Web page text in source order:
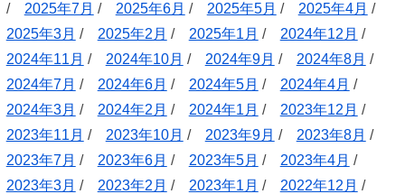
/ 2025年7月 / 2025年6月 / 2025年5月 / 2025年4月 /
2025年3月 / 2025年2月 / 2025年1月 / 2024年12月 /
2024年11月 / 2024年10月 / 2024年9月 / 2024年8月 /
2024年7月 / 2024年6月 / 2024年5月 / 2024年4月 /
2024年3月 / 2024年2月 / 2024年1月 / 2023年12月 /
2023年11月 / 2023年10月 / 2023年9月 / 2023年8月 /
2023年7月 / 2023年6月 / 2023年5月 / 2023年4月 /
2023年3月 / 2023年2月 / 2023年1月 / 2022年12月 /